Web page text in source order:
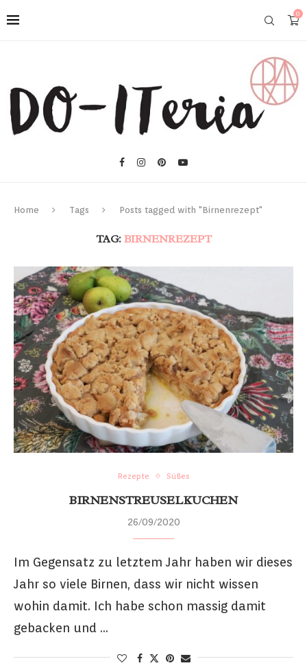
0
Home Tags Posts tagged with "Birnenrezept"
TAG: BIRNENREZEPT
Rezepte Süßes
BIRNENSTREUSELKUCHEN
26/09/2020
Im Gegensatz zu letztem Jahr haben wir dieses
Jahr so viele Birnen, dass wir nicht wissen
wohin damit. Ich habe schon massig damit
gebacken und …